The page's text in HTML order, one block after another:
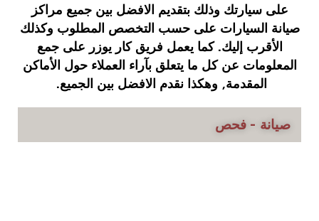
على سيارتك وذلك بتقديم الافضل بين جميع مراكز
صيانة السيارات على حسب التخصص المطلوب وكذلك
الأقرب إليك. كما يعمل فريق كار يوزر على جمع
المعلومات عن كل ما يتعلق بآراء العملاء حول الأماكن
المقدمة, وهكذا نقدم الافضل بين الجميع.
صيانة - فحص